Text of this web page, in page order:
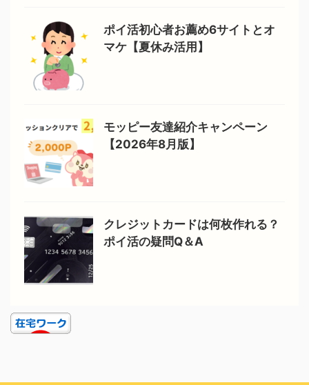
ポイ活初心者お薦め6サイトとオ
マケ【夏休み活用】
モッピー友達紹介キャンペーン
【2026年8月版】
クレジットカードは何枚作れる？
ポイ活の疑問Q＆A